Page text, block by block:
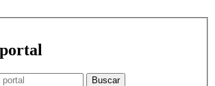
Buscar